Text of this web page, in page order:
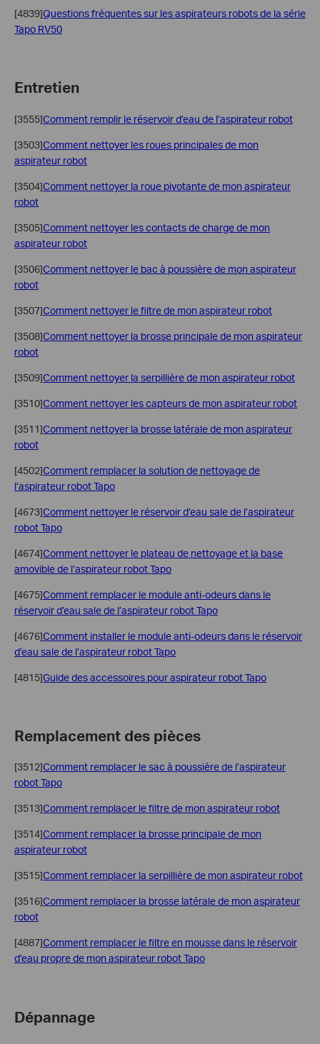
[4839]Questions fréquentes sur les aspirateurs robots de la série
Tapo RV50
Entretien
[3555]Comment remplir le réservoir d’eau de l’aspirateur robot
[3503]Comment nettoyer les roues principales de mon
aspirateur robot
[3504]Comment nettoyer la roue pivotante de mon aspirateur
robot
[3505]Comment nettoyer les contacts de charge de mon
aspirateur robot
[3506]Comment nettoyer le bac à poussière de mon aspirateur
robot
[3507]Comment nettoyer le filtre de mon aspirateur robot
[3508]Comment nettoyer la brosse principale de mon aspirateur
robot
[3509]Comment nettoyer la serpillière de mon aspirateur robot
[3510]Comment nettoyer les capteurs de mon aspirateur robot
[3511]Comment nettoyer la brosse latérale de mon aspirateur
robot
[4502]Comment remplacer la solution de nettoyage de
l’aspirateur robot Tapo
[4673]Comment nettoyer le réservoir d’eau sale de l’aspirateur
robot Tapo
[4674]Comment nettoyer le plateau de nettoyage et la base
amovible de l’aspirateur robot Tapo
[4675]Comment remplacer le module anti-odeurs dans le
réservoir d’eau sale de l’aspirateur robot Tapo
[4676]Comment installer le module anti-odeurs dans le réservoir
d’eau sale de l’aspirateur robot Tapo
[4815]Guide des accessoires pour aspirateur robot Tapo
Remplacement des pièces
[3512]Comment remplacer le sac à poussière de l’aspirateur
robot Tapo
[3513]Comment remplacer le filtre de mon aspirateur robot
[3514]Comment remplacer la brosse principale de mon
aspirateur robot
[3515]Comment remplacer la serpillière de mon aspirateur robot
[3516]Comment remplacer la brosse latérale de mon aspirateur
robot
[4887]Comment remplacer le filtre en mousse dans le réservoir
d’eau propre de mon aspirateur robot Tapo
Dépannage